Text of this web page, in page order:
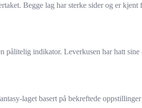
Begge lag har sterke sider og er kjent
pålitelig indikator. Leverkusen har hatt
laget basert på bekreftede